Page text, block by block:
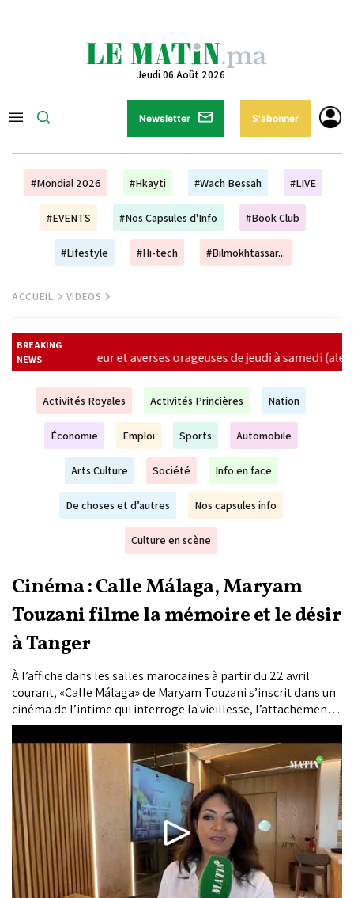
Jeudi 06 Août 2026
Newsletter S'abonner
#Mondial 2026 #Hkayti #Wach Bessah #LIVE
#EVENTS #Nos Capsules d'Info #Book Club
#Lifestyle #Hi-tech #Bilmokhtassar...
ACCUEIL VIDEOS
BREAKING
NEWS de jeudi à samedi (alerte météo) | El Niño
Activités Royales Activités Princières Nation
Économie Emploi Sports Automobile
Arts Culture Société Info en face
De choses et d’autres Nos capsules info
Culture en scène
Cinéma : Calle Málaga, Maryam
Touzani filme la mémoire et le désir
à Tanger
À l’affiche dans les salles marocaines à partir du 22 avril
courant, «Calle Málaga» de Maryam Touzani s’inscrit dans un
cinéma de l’intime qui interroge la vieillesse, l’attachement
aux lieux et la persistance du désir. Porté par l’actrice
espagnole Carmen Maura, le film ancre son récit à Tanger, où
une femme âgée refuse de quitter l’appartement qui
concentre sa mémoire.